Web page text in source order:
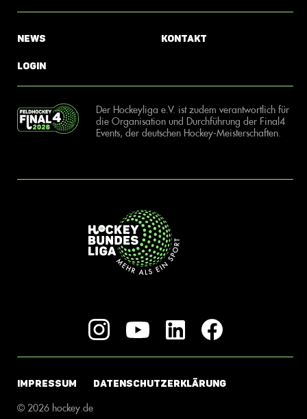
News
Login
Kontakt
Der Hockeyliga e.V. ist zudem verantwortlich für
die Organisation und Durchführung der Final4
Events, der deutschen Hockey-Meisterschaften.
IMPRESSUM DATENSCHUTZERKLÄRUNG
© 2026 hockey.de